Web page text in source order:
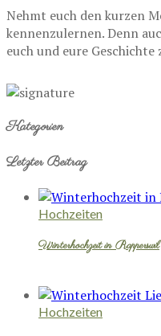
Nehmt euch den kurzen
kennenzulernen. Denn
euch und eure Geschichte
Kategorien
Letzter Beitrag
Hochzeiten
Winterhochzeit in Rapperswil
Hochzeiten